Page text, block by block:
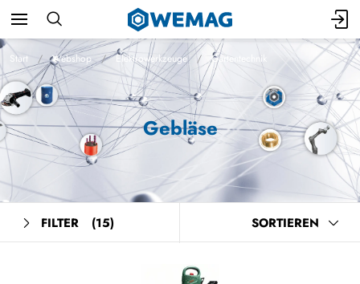
Start Webshop Elektrowerkzeuge Gartentechnik
Gebläse
FILTER (15) SORTIEREN